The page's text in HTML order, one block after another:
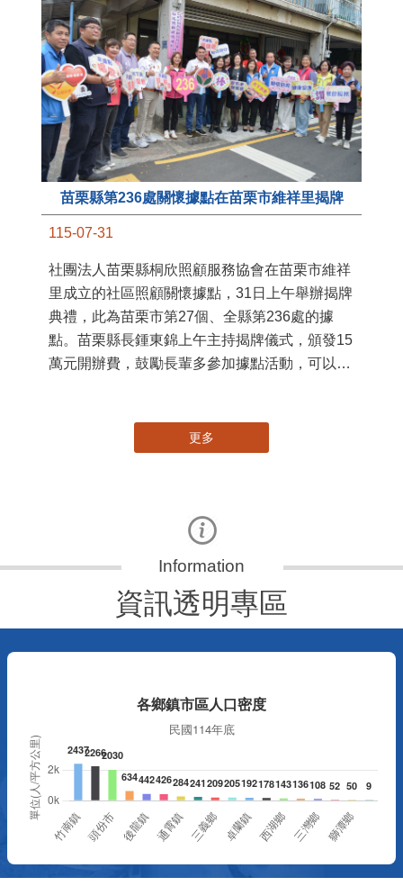
苗栗縣第236處關懷據點在苗栗市維祥里揭牌
115-07-31
社團法人苗栗縣桐欣照顧服務協會在苗栗市維祥
里成立的社區照顧關懷據點，31日上午舉辦揭牌
典禮，此為苗栗市第27個、全縣第236處的據
點。苗栗縣長鍾東錦上午主持揭牌儀式，頒發15
萬元開辦費，鼓勵長輩多參加據點活動，可以更
更多
資訊透明專區